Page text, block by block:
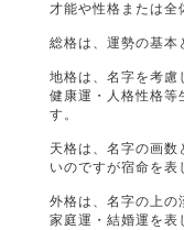
才能や性格または全
総格は、運勢の基本
地格は、名字を考慮
健康運・人格性格等
す。
天格は、名字の画数
いのですが宿命を表
外格は、名字の上の
家庭運・結婚運を表